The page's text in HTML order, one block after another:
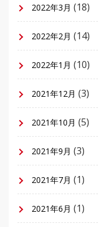
2022年3月 (18)
2022年2月 (14)
2022年1月 (10)
2021年12月 (3)
2021年10月 (5)
2021年9月 (3)
2021年7月 (1)
2021年6月 (1)